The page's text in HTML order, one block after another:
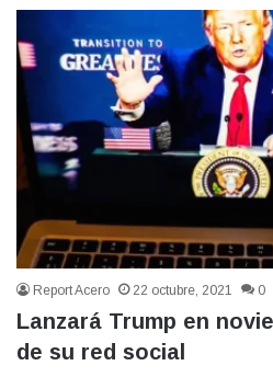
Report Acero 22 octubre, 2021 0
Lanzará Trump en
de su red social